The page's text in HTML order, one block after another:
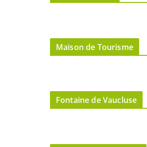
Maison de Tourisme
Fontaine de Vaucluse